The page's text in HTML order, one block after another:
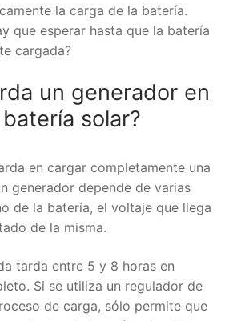
la carga de la batería.
que esperar hasta que la batería
cargada?
un generador en
solar?
en cargar completamente una
generador depende de varias
de la batería, el voltaje que llega
de la misma.
tarda entre 5 y 8 horas en
Si se utiliza un regulador de
de carga, sólo permite que